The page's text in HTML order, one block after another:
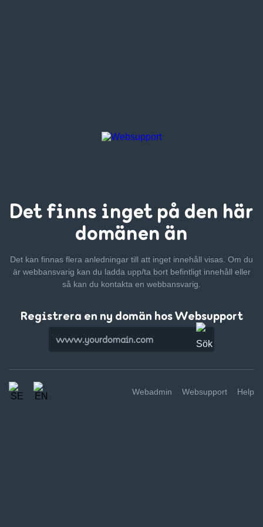
Det finns inget på den här
domänen än
Det kan finnas flera anledningar till att inget innehåll visas. Om du
är webbansvarig kan du ladda upp/ta bort befintligt innehåll eller
så kan du kontakta en webbansvarig.
Registrera en ny domän hos Websupport
Webadmin Websupport Help